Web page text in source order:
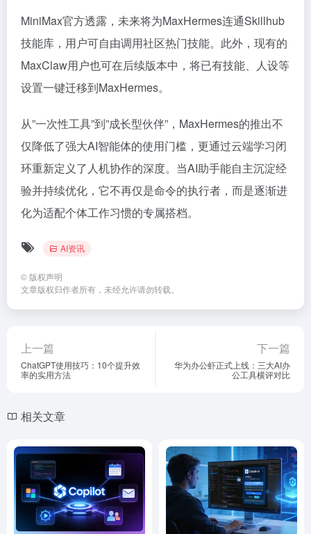
MiniMax官方透露，未来将为MaxHermes连通Skillhub
技能库，用户可自由调用社区热门技能。此外，现有的
MaxClaw用户也可在后续版本中，将已有技能、人设等
设置一键迁移到MaxHermes。
从”一次性工具”到”成长型伙伴”，MaxHermes的推出不
仅降低了强大AI智能体的使用门槛，更通过云端学习闭
环重新定义了人机协作的深度。当AI助手能自主沉淀经
验并持续优化，它不再仅是命令的执行者，而是逐渐进
化为适配个体工作习惯的专属搭档。
AI资讯
© 版权声明
文章版权归作者所有，未经允许请勿转载。
上一篇
ChatGPT使用技巧：10个提升效
率的实用方法
下一篇
华为办公虾正式上线：三大AI办
公工具横评对比
相关文章